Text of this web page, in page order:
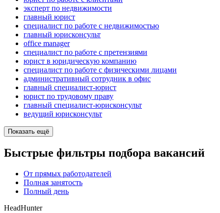
эксперт по недвижимости
главный юрист
специалист по работе с недвижимостью
главный юрисконсульт
office manager
специалист по работе с претензиями
юрист в юридическую компанию
специалист по работе с физическими лицами
административный сотрудник в офис
главный специалист-юрист
юрист по трудовому праву
главный специалист-юрисконсульт
ведущий юрисконсульт
Показать ещё
Быстрые фильтры подбора вакансий
От прямых работодателей
Полная занятость
Полный день
HeadHunter